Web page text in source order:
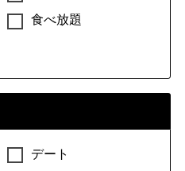
食べ放題
デート